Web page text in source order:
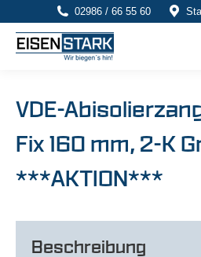
02986 / 66 55 60
VDE-
Fix 160 mm, 2-K
***AKTION***
Beschreibung